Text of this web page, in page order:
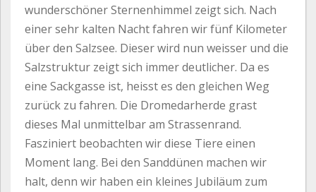
wunderschöner Sternenhimmel zeigt sich. Nach
einer sehr kalten Nacht fahren wir fünf Kilometer
über den Salzsee. Dieser wird nun weisser und die
Salzstruktur zeigt sich immer deutlicher. Da es
eine Sackgasse ist, heisst es den gleichen Weg
zurück zu fahren. Die Dromedarherde grast
dieses Mal unmittelbar am Strassenrand.
Fasziniert beobachten wir diese Tiere einen
Moment lang. Bei den Sanddünen machen wir
halt, denn wir haben ein kleines Jubiläum zum